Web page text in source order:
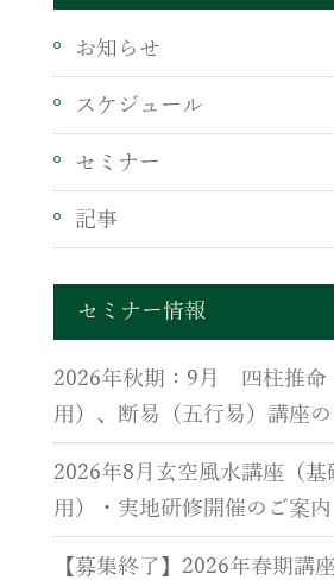
お知らせ
スケジュール
セミナー
記事
セミナー情報
2026年秋期：9月 四柱推命
用）、断易（五行易）講座
2026年8月玄空風水講座（基
用）・実地研修開催のご案内
【募集終了】2026年春期